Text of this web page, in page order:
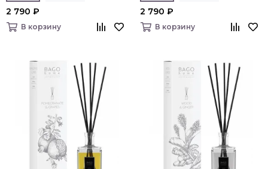
2 790 ₽
В корзину
2 790 ₽
В корзину